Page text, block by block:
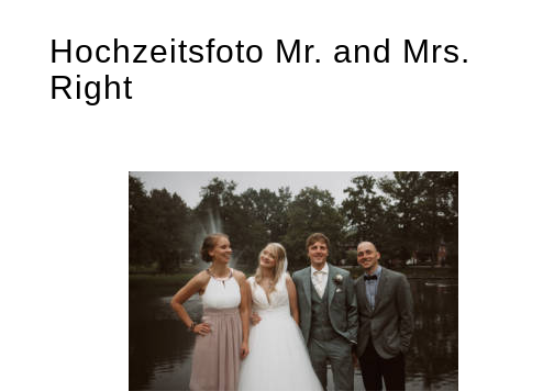
content
Hochzeitsfoto Mr. and Mrs.
Right